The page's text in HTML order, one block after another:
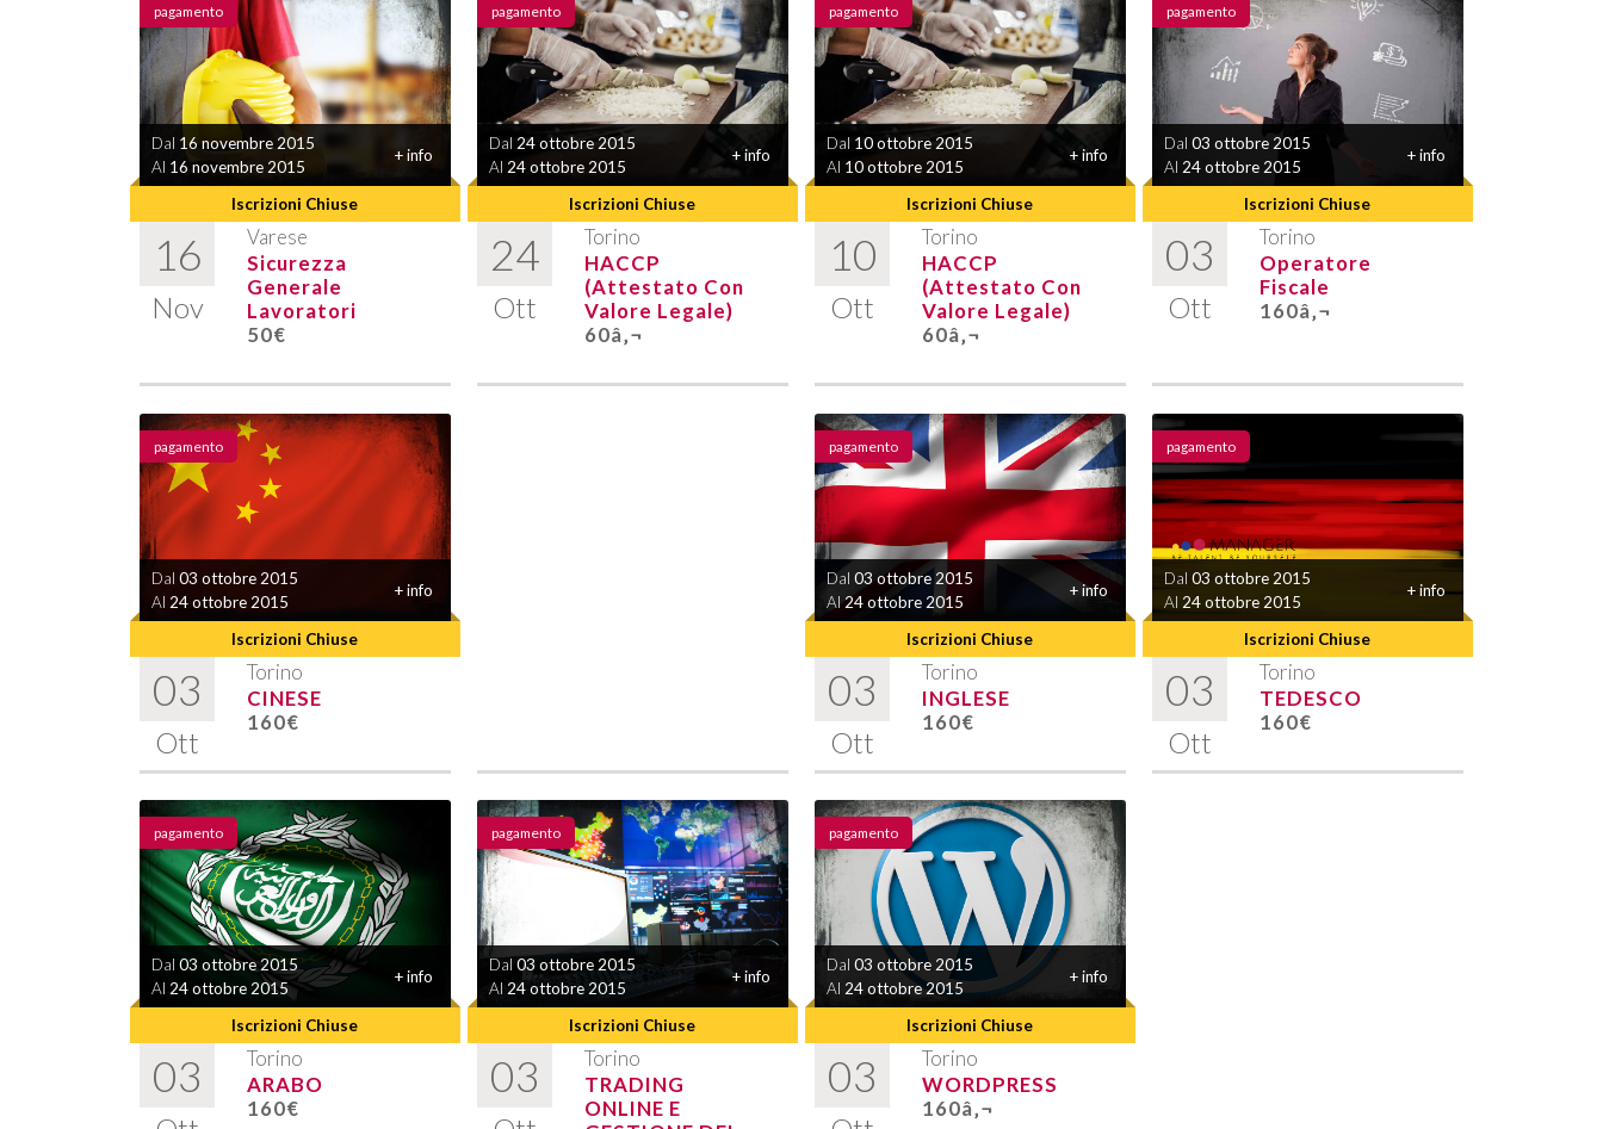
Iscrizioni Chiuse
Dal 16 novembre 2015
Al 16 novembre 2015
+ info
16
Nov
Varese
pagamento
Sicurezza
Generale
Lavoratori
50€
Iscrizioni Chiuse
Dal 24 ottobre 2015
Al 24 ottobre 2015
+ info
24
Ott
Torino
pagamento
HACCP
(attestato Con
Valore Legale)
60â‚¬
Iscrizioni Chiuse
Dal 10 ottobre 2015
Al 10 ottobre 2015
+ info
10
Ott
Torino
pagamento
HACCP
(attestato Con
Valore Legale)
60â‚¬
Iscrizioni Chiuse
Dal03 ottobre 2015
Al 24 ottobre 2015
+ info
03
Ott
Torino
pagamento
Operatore
Fiscale
160â‚¬
Iscrizioni Chiuse
Dal03 ottobre 2015
Al 24 ottobre 2015
+ info
03
Ott
Torino
pagamento
CINESE
160€
Iscrizioni Chiuse
Dal03 ottobre 2015
Al24 ottobre 2015
+ info
03
Ott
Torino
pagamento
INGLESE
160€
Iscrizioni Chiuse
Dal03 ottobre 2015
Al 24 ottobre 2015
+ info
03
Ott
Torino
pagamento
TEDESCO
160€
Iscrizioni Chiuse
Dal03 ottobre 2015
Al 24 ottobre 2015
+ info
03 Torino
pagamento
ARABO
160€
Iscrizioni Chiuse
Dal03 ottobre 2015
Al 24 ottobre 2015
+ info
03 Torino
pagamento
TRADING
ONLINE E
Iscrizioni Chiuse
Dal03 ottobre 2015
Al 24 ottobre 2015
+ info
03 Torino
pagamento
WORDPRESS
160â‚¬